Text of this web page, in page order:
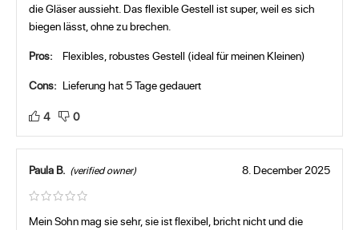
die Gläser aussieht. Das flexible Gestell ist super, weil es sich
biegen lässt, ohne zu brechen.
Pros:
Flexibles, robustes Gestell (ideal für meinen Kleinen)
Cons: Lieferung hat 5 Tage gedauert
4 0
Paula B. (verified owner) 8. December 2025
Mein Sohn mag sie sehr, sie ist flexibel, bricht nicht und die